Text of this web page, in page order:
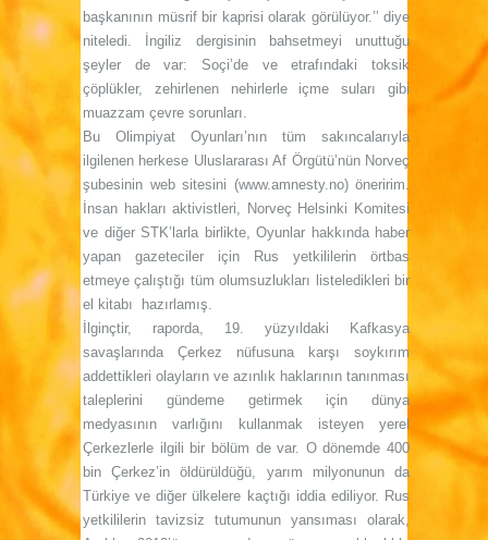
başkanının müsrif bir kaprisi olarak görülüyor.’’ diye
niteledi. İngiliz dergisinin bahsetmeyi unuttuğu
şeyler de var: Soçi’de ve etrafındaki toksik
çöplükler, zehirlenen nehirlerle içme suları gibi
muazzam çevre sorunları.
Bu Olimpiyat Oyunları’nın tüm sakıncalarıyla
ilgilenen herkese Uluslararası Af Örgütü’nün Norveç
şubesinin web sitesini (www.amnesty.no) öneririm.
İnsan hakları aktivistleri, Norveç Helsinki Komitesi
ve diğer STK’larla birlikte, Oyunlar hakkında haber
yapan gazeteciler için Rus yetkililerin örtbas
etmeye çalıştığı tüm olumsuzlukları listeledikleri bir
el kitabı hazırlamış.
İlginçtir, raporda, 19. yüzyıldaki Kafkasya
savaşlarında Çerkez nüfusuna karşı soykırım
addettikleri olayların ve azınlık haklarının tanınması
taleplerini gündeme getirmek için dünya
medyasının varlığını kullanmak isteyen yerel
Çerkezlerle ilgili bir bölüm de var. O dönemde 400
bin Çerkez’in öldürüldüğü, yarım milyonunun da
Türkiye ve diğer ülkelere kaçtığı iddia ediliyor. Rus
yetkililerin tavizsiz tutumunun yansıması olarak,